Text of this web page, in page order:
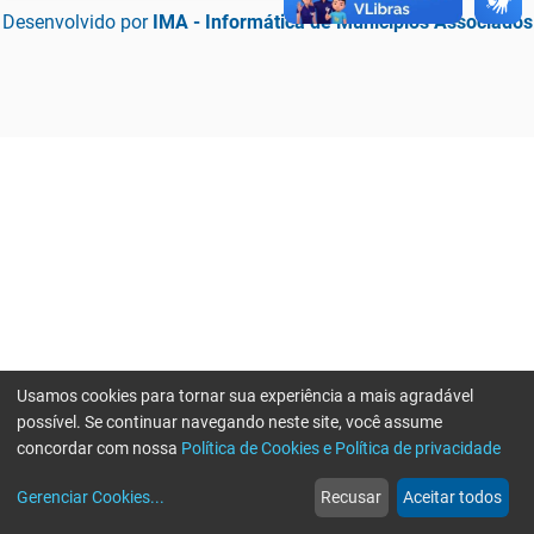
Desenvolvido por IMA - Informática de Municípios Associados
web
Notícias
more_horiz
Mais
Usamos cookies para tornar sua experiência a mais agradável
possível. Se continuar navegando neste site, você assume
concordar com nossa Política de Cookies e Política de privacidade
Gerenciar Cookies... Recusar Aceitar todos
Erro ao enviar informações, por favor tente novamente